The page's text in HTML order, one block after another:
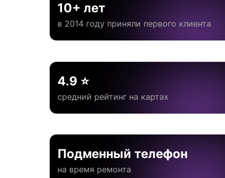
10+ лет
в 2014 году приняли первого клиента
4.9 ⭐
средний рейтинг на картах
Подменный телефон
на время ремонта